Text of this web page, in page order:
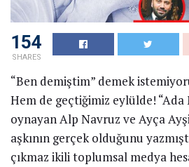
154
SHARES
“Ben demiştim” demek
Hem de geçtiğimiz eylülde! “Ada
oynayan Alp Navruz ve Ayça
aşkının gerçek olduğunu
çıkmaz ikili toplumsal medya